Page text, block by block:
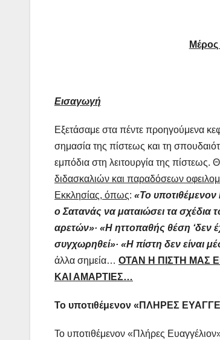
Μέρος
Εισαγωγή
Εξετάσαμε στα πέντε προηγούμενα
σημασία της πίστεως και τη
εμπόδια στη λειτουργία της πίστεως.
διδασκαλιών και παραδόσεων
Εκκλησίας, όπως: «Το
ο Σατανάς να ματαιώσει τα
αρετών»· «Η ηττοπαθής θέση ‘δεν
συγχωρηθεί»· «Η πίστη δεν είναι
άλλα σημεία… ΟΤΑΝ Η ΠΙΣΤΗ ΜΑΣ
ΚΑΙ ΑΜΑΡΤΙΕΣ…
Το υποτιθέμενον «ΠΛΗΡΕΣ
Το υποτιθέμενον «Πλήρες